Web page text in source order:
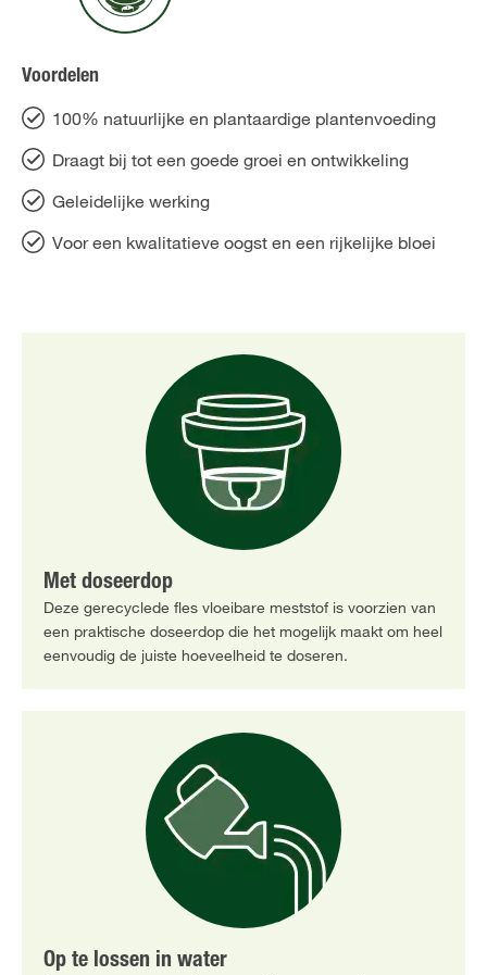
Voordelen
100% natuurlijke en plantaardige plantenvoeding
Draagt bij tot een goede groei en ontwikkeling
Geleidelijke werking
Voor een kwalitatieve oogst en een rijkelijke bloei
Met doseerdop
Deze gerecyclede fles vloeibare meststof is voorzien van
een praktische doseerdop die het mogelijk maakt om heel
eenvoudig de juiste hoeveelheid te doseren.
Op te lossen in water